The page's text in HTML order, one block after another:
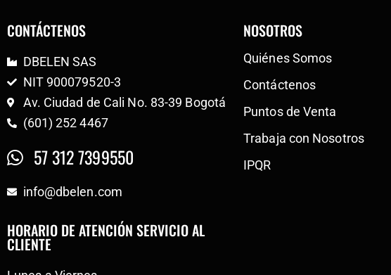
CONTÁCTENOS
DBELEN SAS
NIT 900079520-3
Av. Ciudad de Cali No. 83-39 Bogotá
(601) 252 4467
57 312 7399550
info@dbelen.com
HORARIO DE ATENCIÓN SERVICIO AL
CLIENTE
NOSOTROS
Quiénes Somos
Contáctenos
Puntos de Venta
Trabaja con Nosotros
IPQR